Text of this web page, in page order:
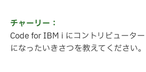
チャーリー：
Code for IBM i にコントリビュータ
になったいきさつを教えてください。